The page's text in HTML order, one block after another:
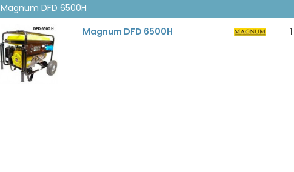
Magnum DFD 6500H
Magnum DFD 6500H
1